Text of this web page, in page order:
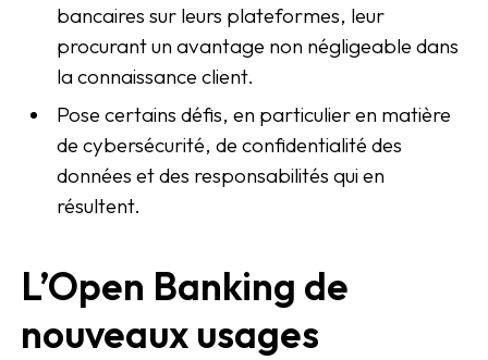
bancaires sur leurs plateformes, leur
procurant un avantage non négligeable dans
la connaissance client.
Pose certains défis, en particulier en matière
de cybersécurité, de confidentialité des
données et des responsabilités qui en
résultent.
L’Open Banking de
nouveaux usages